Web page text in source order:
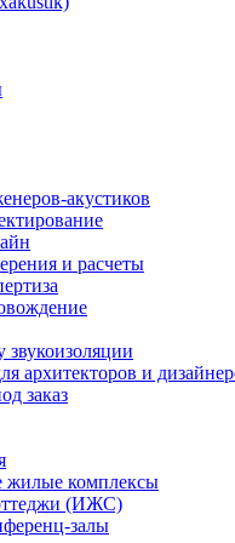
акустиков
и расчеты
архитекторов и
заказ
жилые комплексы
(ИЖС)
залы